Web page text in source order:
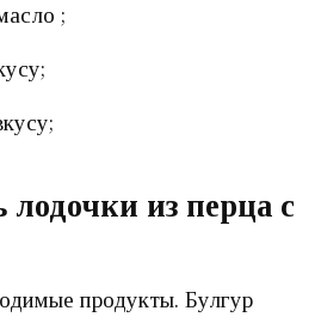
;
лодочки из перца с
продукты. Булгур